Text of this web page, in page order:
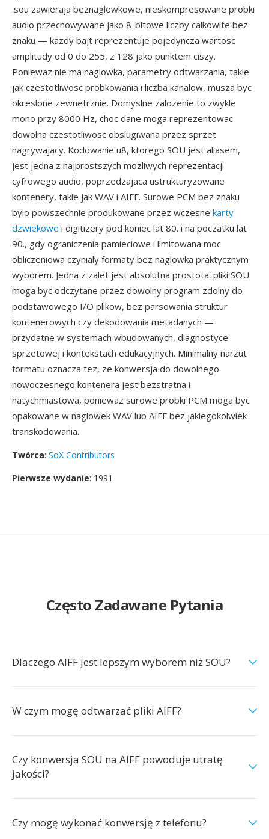
.sou zawieraja beznaglowkowe, nieskompresowane probki
audio przechowywane jako 8-bitowe liczby calkowite bez
znaku — kazdy bajt reprezentuje pojedyncza wartosc
amplitudy od 0 do 255, z 128 jako punktem ciszy.
Poniewaz nie ma naglowka, parametry odtwarzania, takie
jak czestotliwosc probkowania i liczba kanalow, musza byc
okreslone zewnetrznie. Domyslne zalozenie to zwykle
mono przy 8000 Hz, choc dane moga reprezentowac
dowolna czestotliwosc obslugiwana przez sprzet
nagrywajacy. Kodowanie u8, ktorego SOU jest aliasem,
jest jedna z najprostszych mozliwych reprezentacji
cyfrowego audio, poprzedzajaca ustrukturyzowane
kontenery, takie jak WAV i AIFF. Surowe PCM bez znaku
bylo powszechnie produkowane przez wczesne karty
dzwiekowe i digitizery pod koniec lat 80. i na poczatku lat
90., gdy ograniczenia pamieciowe i limitowana moc
obliczeniowa czynialy formaty bez naglowka praktycznym
wyborem. Jedna z zalet jest absolutna prostota: pliki SOU
moga byc odczytane przez dowolny program zdolny do
podstawowego I/O plikow, bez parsowania struktur
kontenerowych czy dekodowania metadanych —
przydatne w systemach wbudowanych, diagnostyce
sprzetowej i kontekstach edukacyjnych. Minimalny narzut
formatu oznacza tez, ze konwersja do dowolnego
nowoczesnego kontenera jest bezstratna i
natychmiastowa, poniewaz surowe probki PCM moga byc
opakowane w naglowek WAV lub AIFF bez jakiegokolwiek
transkodowania.
Twórca: SoX Contributors
Pierwsze wydanie: 1991
Często Zadawane Pytania
Dlaczego AIFF jest lepszym wyborem niż SOU?
W czym mogę odtwarzać pliki AIFF?
Czy konwersja SOU na AIFF powoduje utratę
jakości?
Czy mogę wykonać konwersję z telefonu?